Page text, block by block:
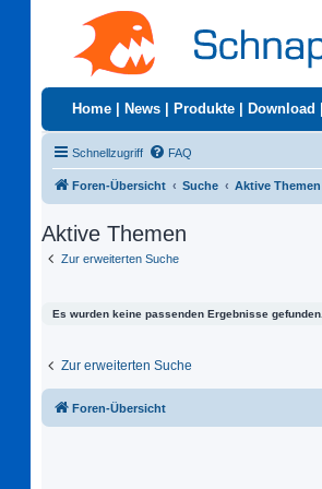
Home News Produkte Download
Schnellzugriff FAQ
Foren-Übersicht Suche Aktive Themen
Aktive Themen
Zur erweiterten Suche
Es wurden keine passenden Ergebnisse gefunden.
Zur erweiterten Suche
Foren-Übersicht